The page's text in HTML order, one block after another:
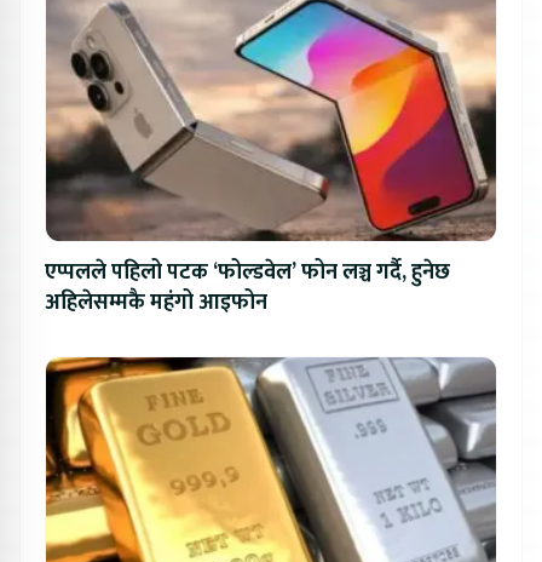
एप्पलले पहिलो पटक ‘फोल्डवेल’ फोन लञ्च गर्दै, हुनेछ
अहिलेसम्मकै महंगो आइफोन